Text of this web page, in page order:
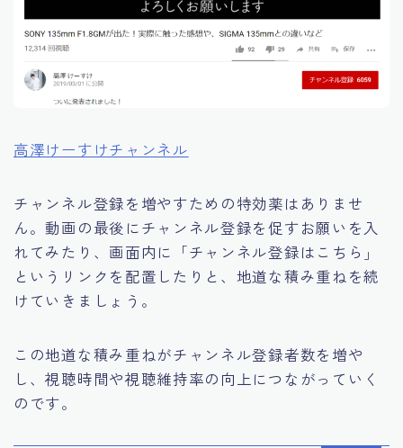
高澤けーすけチャンネル
チャンネル登録を増やすための特効薬はありませ
ん。動画の最後にチャンネル登録を促すお願いを入
れてみたり、画面内に「チャンネル登録はこちら」
というリンクを配置したりと、地道な積み重ねを続
けていきましょう。
この地道な積み重ねがチャンネル登録者数を増や
し、視聴時間や視聴維持率の向上につながっていく
のです。